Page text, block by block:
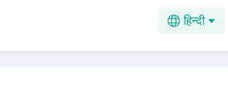
हिन्दी